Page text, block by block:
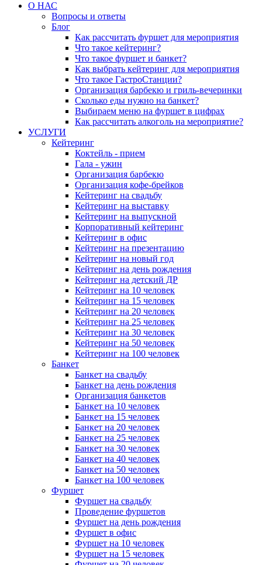
О НАС
Вопросы и ответы
Блог
Как рассчитать фуршет для мероприятия
Что такое кейтеринг?
Что такое фуршет и банкет?
Как выбрать кейтеринг для мероприятия
Что такое ГастроСтанции?
Организация барбекю и гриль-вечеринки
Сколько еды нужно на банкет?
Выбираем меню на фуршет в цифрах
Как рассчитать алкоголь на мероприятие?
УСЛУГИ
Кейтеринг
Коктейль - прием
Гала - ужин
Организация барбекю
Организация кофе-брейков
Кейтеринг на свадьбу
Кейтеринг на выставку
Кейтеринг на выпускной
Корпоративный кейтеринг
Кейтеринг в офис
Кейтеринг на презентацию
Кейтеринг на новый год
Кейтеринг на день рождения
Кейтеринг на детский ДР
Кейтеринг на 10 человек
Кейтеринг на 15 человек
Кейтеринг на 20 человек
Кейтеринг на 25 человек
Кейтеринг на 30 человек
Кейтеринг на 50 человек
Кейтеринг на 100 человек
Банкет
Банкет на свадьбу
Банкет на день рождения
Организация банкетов
Банкет на 10 человек
Банкет на 15 человек
Банкет на 20 человек
Банкет на 25 человек
Банкет на 30 человек
Банкет на 40 человек
Банкет на 50 человек
Банкет на 100 человек
Фуршет
Фуршет на свадьбу
Проведение фуршетов
Фуршет на день рождения
Фуршет в офис
Фуршет на 10 человек
Фуршет на 15 человек